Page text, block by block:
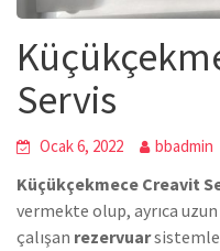
Servis
Ocak 6, 2022 bbadmin
Küçükçekmece Creavit
vermekte olup, ayrıca
çalışan rezervuar